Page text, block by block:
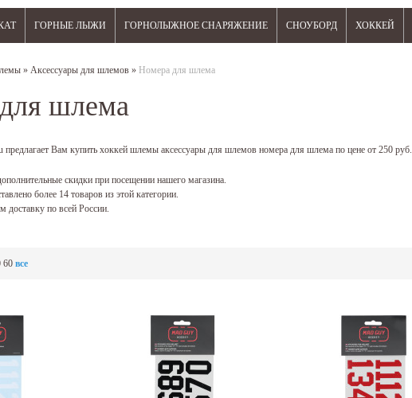
ГОРНЫЕ ЛЫЖИ ГОРНОЛЫЖНОЕ СНАРЯЖЕНИЕ СНОУБОРД ХОККЕЙ
» Аксессуары для шлемов » Номера для шлема
шлема
предлагает Вам купить хоккей шлемы аксессуары для шлемов номера для шлема по цене от 250 руб.
скидки при посещении нашего магазина.
более 14 товаров из этой категории.
по всей России.
60 все